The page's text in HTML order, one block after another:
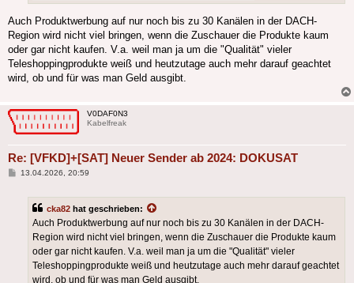
Auch Produktwerbung auf nur noch bis zu 30 Kanälen in der DACH-
Region wird nicht viel bringen, wenn die Zuschauer die Produkte kaum
oder gar nicht kaufen. V.a. weil man ja um die "Qualität" vieler
Teleshoppingprodukte weiß und heutzutage auch mehr darauf geachtet
wird, ob und für was man Geld ausgibt.
V0DAF0N3
Kabelfreak
Re: [VFKD]+[SAT] Neuer Sender ab 2024: DOKUSAT
Beitrag
13.04.2026, 20:59
cka82 hat geschrieben:
Auch Produktwerbung auf nur noch bis zu 30 Kanälen in der DACH-
Region wird nicht viel bringen, wenn die Zuschauer die Produkte kaum
oder gar nicht kaufen. V.a. weil man ja um die "Qualität" vieler
Teleshoppingprodukte weiß und heutzutage auch mehr darauf geachtet
wird, ob und für was man Geld ausgibt.